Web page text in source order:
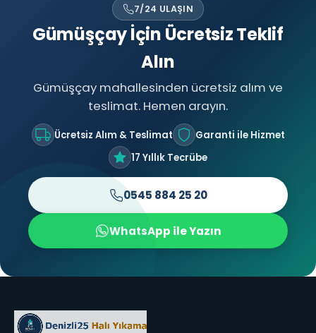
7/24 ULAŞIN
Gümüşçay İçin Ücretsiz Teklif
Alın
Gümüşçay mahallesinden ücretsiz alım ve
teslimat. Hemen arayın.
Ücretsiz Alım & Teslimat
Garanti ile Hizmet
17 Yıllık Tecrübe
0545 884 25 20
WhatsApp ile Yazın